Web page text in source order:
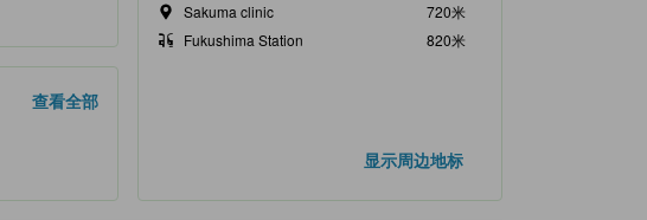
查看全部
Sakuma clinic
720米
Fukushima Station
820米
显示周边地标